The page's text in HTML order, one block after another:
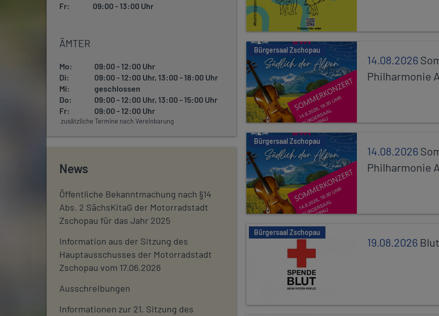
Fr:
09:00 - 13:00 Uhr
ÄMTER
Mo:
09:00 - 12:00 Uhr
Di:
09:00 - 12:00 Uhr, 13:00 - 18:00 Uhr
Mi:
geschlossen
Do:
09:00 - 12:00 Uhr, 13:00 - 15:00 Uhr
Fr:
09:00 - 12:00 Uhr
zusätzliche Termine nach Vereinbarung
News
Öffentliche Bekanntmachung nach §14
Abs. 2 SächsKitaG der Motorradstadt
Zschopau für das Jahr 2025
Information aus der Sitzung des
Hauptausschusses der Motorradstadt
Zschopau vom 17.06.2026
Ausschreibungen
Informationen zur 21. Sitzung des
Bürgersaal Zschopau
14.08.2026
Philharmonie
Bürgersaal Zschopau
14.08.2026
Philharmonie
Bürgersaal Zschopau
19.08.2026